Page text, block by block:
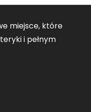
miejsce, które
i pełnym